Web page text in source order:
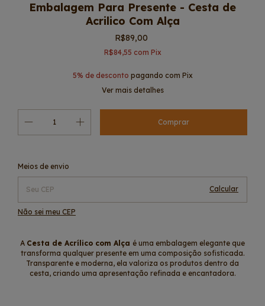
Embalagem Para Presente - Cesta de
Acrilico Com Alça
R$89,00
R$84,55 com Pix
5% de desconto pagando com Pix
Ver mais detalhes
Entregas para o CEP:
Meios de envio
Calcular
Não sei meu CEP
A Cesta de Acrílico com Alça é uma embalagem elegante que
transforma qualquer presente em uma composição sofisticada.
Transparente e moderna, ela valoriza os produtos dentro da
cesta, criando uma apresentação refinada e encantadora.